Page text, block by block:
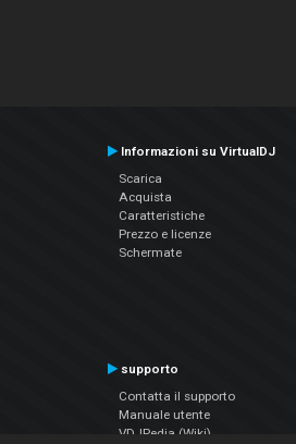
Informazioni su VirtualDJ
Scarica
Acquista
Caratteristiche
Prezzo e licenze
Schermate
supporto
Contatta il supporto
Manuale utente
VDJPedia (Wiki)